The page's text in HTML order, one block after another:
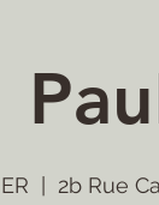
2b Rue